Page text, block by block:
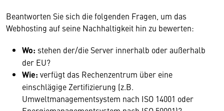
Beantworten Sie sich die folgenden Fragen, um das
Webhosting auf seine Nachhaltigkeit hin zu bewerten:
Wo: stehen der/die Server innerhalb oder außerhalb
der EU?
Wie: verfügt das Rechenzentrum über eine
einschlägige Zertifizierung (z.B.
Umweltmanagementsystem nach ISO 14001 oder